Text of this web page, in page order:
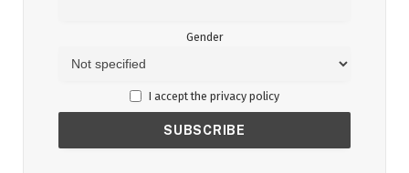
Gender
I accept the privacy policy